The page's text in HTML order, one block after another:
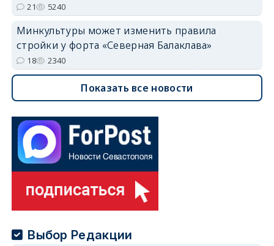
21 5240
Минкультуры может изменить правила
стройки у форта «Северная Балаклава»
18 2340
Показать все новости
Выбор Редакции